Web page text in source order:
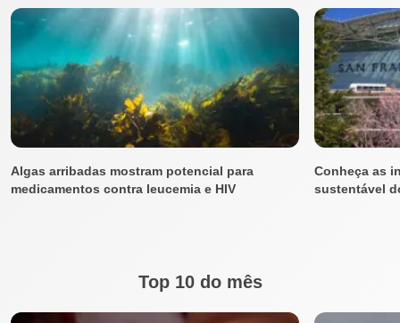
Algas arribadas mostram potencial para
medicamentos contra leucemia e HIV
Conheça as
sustentável
Top 10 do mês